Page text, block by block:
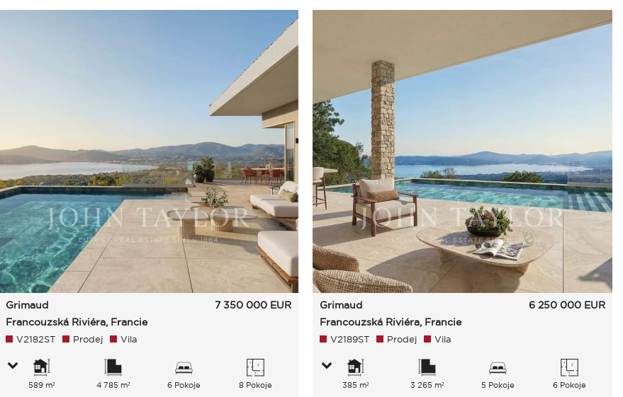
Grimaud
Francouzská Riviéra, Francie
7 350 000 EUR
V2182ST Prodej Vila
589 m² 4 785 m² 6 Pokoje 8 Pokoje
Grimaud
Francouzská Riviéra, Francie
6 250 000 EUR
V2189ST Prodej Vila
385 m² 3 265 m² 5 Pokoje 6 Pokoje